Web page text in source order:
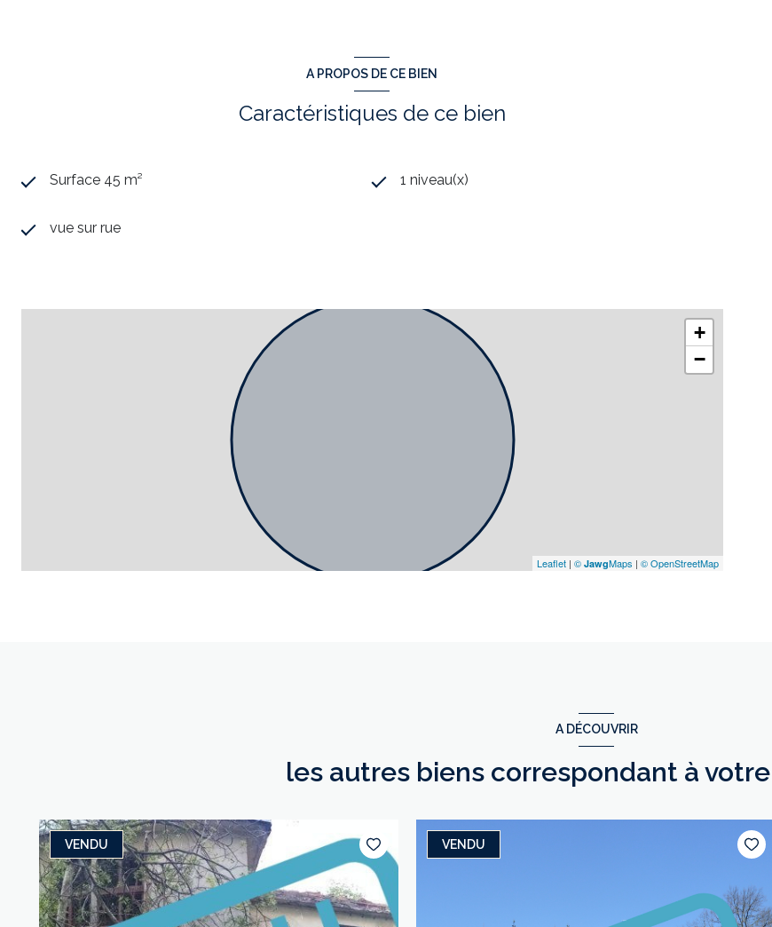
banque du propriétaire fidèle depuis de nombreuses années, n'hésitez pas;
éditoriale de Ahmed HASSOUNI RSAC no 900 077 801- NANTERRE Prix du bien : 160 160
A PROPOS DE CE BIEN
Caractéristiques de ce bien
Surface 45 m² 1 niveau(x)
vue sur rue
+
−
Leaflet| © JawgMaps | © OpenStreetMap
A DÉCOUVRIR
les autres biens correspondant à
VENDU VENDU